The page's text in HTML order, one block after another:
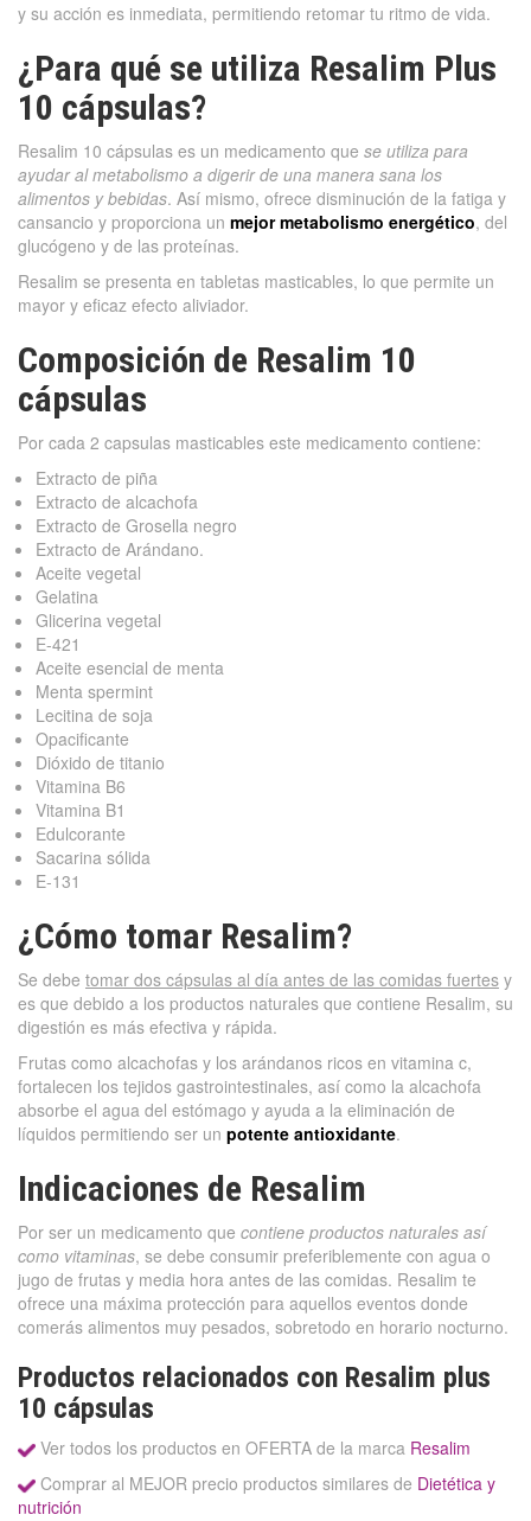
y su acción es inmediata, permitiendo retomar tu ritmo de vida.
¿Para qué se utiliza Resalim Plus
10 cápsulas?
Resalim 10 cápsulas es un medicamento que se utiliza para
ayudar al metabolismo a digerir de una manera sana los
alimentos y bebidas. Así mismo, ofrece disminución de la fatiga y
cansancio y proporciona un mejor metabolismo energético, del
glucógeno y de las proteínas.
Resalim se presenta en tabletas masticables, lo que permite un
mayor y eficaz efecto aliviador.
Composición de Resalim 10
cápsulas
Por cada 2 capsulas masticables este medicamento contiene:
Extracto de piña
Extracto de alcachofa
Extracto de Grosella negro
Extracto de Arándano.
Aceite vegetal
Gelatina
Glicerina vegetal
E-421
Aceite esencial de menta
Menta spermint
Lecitina de soja
Opacificante
Dióxido de titanio
Vitamina B6
Vitamina B1
Edulcorante
Sacarina sólida
E-131
¿Cómo tomar Resalim?
Se debe tomar dos cápsulas al día antes de las comidas fuertes y
es que debido a los productos naturales que contiene Resalim, su
digestión es más efectiva y rápida.
Frutas como alcachofas y los arándanos ricos en vitamina c,
fortalecen los tejidos gastrointestinales, así como la alcachofa
absorbe el agua del estómago y ayuda a la eliminación de
líquidos permitiendo ser un potente antioxidante.
Indicaciones de Resalim
Por ser un medicamento que contiene productos naturales así
como vitaminas, se debe consumir preferiblemente con agua o
jugo de frutas y media hora antes de las comidas. Resalim te
ofrece una máxima protección para aquellos eventos donde
comerás alimentos muy pesados, sobretodo en horario nocturno.
Productos relacionados con Resalim plus
10 cápsulas
Ver todos los productos en OFERTA de la marca Resalim
Comprar al MEJOR precio productos similares de Dietética y
nutrición